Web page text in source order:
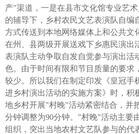
产"渠道，一是在县市文化馆专业艺
的辅导下，乡村农民文艺表演队自编
方式传送到本地网络媒体上和公共文
在州、县两级开展送戏下乡惠民演出
表演队主动争取自发自觉参与演出活
色。由于时间有限和节目质量的要求
较少。所以我们在制定印发《皇冠手
进乡村演出活动的实施方案》时，积
地乡村开展"村晚"活动紧密结合，并
分钟调整为90分钟。"村晚"活动主要
组织，突出当地农村文艺队参与的代